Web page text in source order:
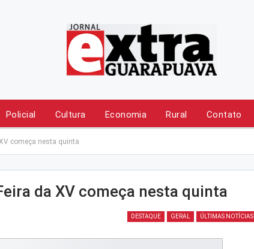
Policial Cultura Economia Rural Contato
começa nesta quinta
da XV começa nesta quinta
DESTAQUE GERAL ÚLTIMAS NOTÍCIAS